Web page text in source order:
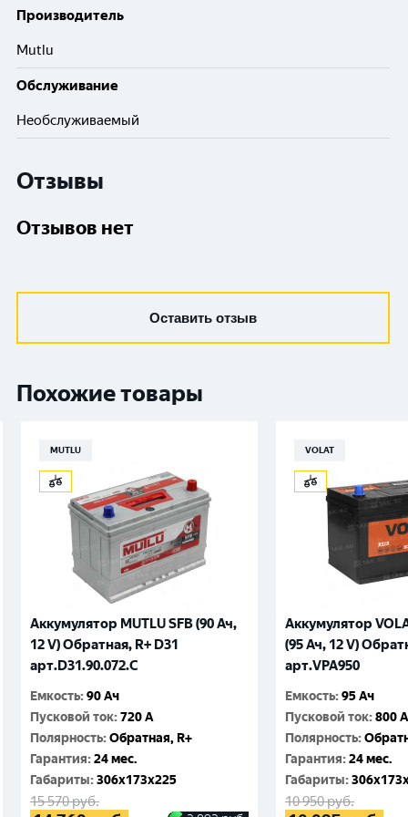
Производитель
Mutlu
Обслуживание
Необслуживаемый
Отзывы
Отзывов нет
Оставить отзыв
Похожие товары
MUTLU
Аккумулятор MUTLU SFB (90 Ач,
12 V) Обратная, R+ D31
арт.D31.90.072.C
Емкость:90 Ач
Пусковой ток:720 A
Полярность:Обратная, R+
Гарантия:24 мес.
Габариты:306x173x225
15 570руб.
VOLAT
Аккумулятор
(95 Ач, 12 V)
арт.VPA950
Емкость:95 Ач
Пусковой ток:800 A
Полярность:
Гарантия:24 мес.
Габариты:
10 950руб.